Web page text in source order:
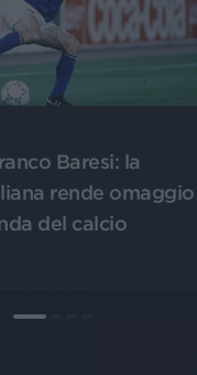
Baresi: la
rende omaggio
del calcio